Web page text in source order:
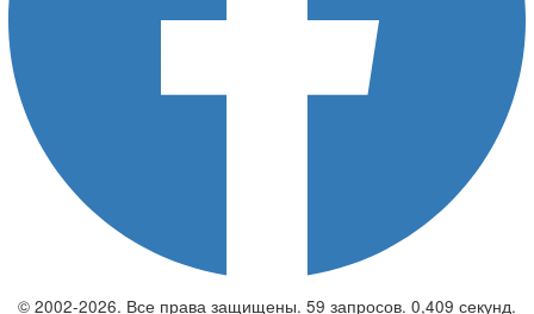
© 2002-2026. Все права защищены. 59 запросов. 0,409 секунд.